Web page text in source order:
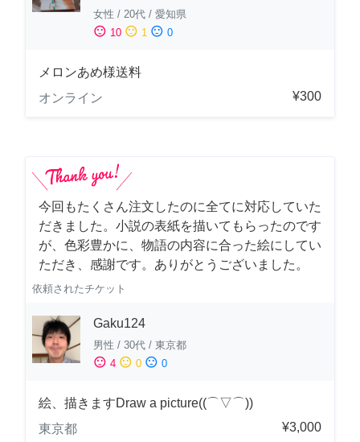
女性 / 20代 / 愛知県
sentiment_satisfied 10 sentiment_neutral 1 sentiment_dissatisfied 0
メロンあめ様送料
オンライン
¥300
今回もたくさん注文したのに全てに対応していた
だきました。小説の表紙を描いてもらったのです
が、色彩豊かに、物語の内容に合った絵にしてい
ただき、感謝です。ありがとうございました。
依頼されたチケット
Gaku124
男性 / 30代 / 東京都
sentiment_satisfied 4 sentiment_neutral 0 sentiment_dissatisfied 0
絵、描きますDraw a picture((⌒▽⌒))
東京都
¥3,000